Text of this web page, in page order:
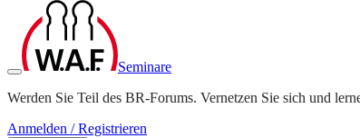
Seminare
Werden Sie Teil des BR-Forums. Vernetzen Sie sich und
Anmelden / Registrieren